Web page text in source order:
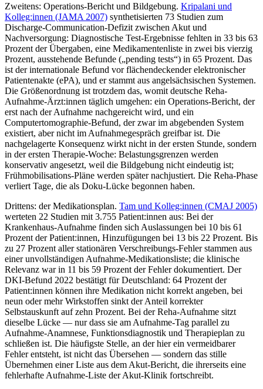
Zweitens: Operations-Bericht und Bildgebung. Kripalani und
Kolleg:innen (JAMA 2007) synthetisierten 73 Studien zum
Discharge-Communication-Defizit zwischen Akut und
Nachversorgung: Diagnostische Test-Ergebnisse fehlten in 33 bis 63
Prozent der Übergaben, eine Medikamentenliste in zwei bis vierzig
Prozent, ausstehende Befunde („pending tests“) in 65 Prozent. Das
ist der internationale Befund vor flächendeckender elektronischer
Patientenakte (ePA), und er stammt aus angelsächsischen Systemen.
Die Größenordnung ist trotzdem das, womit deutsche Reha-
Aufnahme-Ärzt:innen täglich umgehen: ein Operations-Bericht, der
erst nach der Aufnahme nachgereicht wird, und ein
Computertomographie-Befund, der zwar im abgebenden System
existiert, aber nicht im Aufnahmegespräch greifbar ist. Die
nachgelagerte Konsequenz wirkt nicht in der ersten Stunde, sondern
in der ersten Therapie-Woche: Belastungsgrenzen werden
konservativ angesetzt, weil die Bildgebung nicht eindeutig ist;
Frühmobilisations-Pläne werden später nachjustiert. Die Reha-Phase
verliert Tage, die als Doku-Lücke begonnen haben.
Drittens: der Medikationsplan. Tam und Kolleg:innen (CMAJ 2005)
werteten 22 Studien mit 3.755 Patient:innen aus: Bei der
Krankenhaus-Aufnahme finden sich Auslassungen bei 10 bis 61
Prozent der Patient:innen, Hinzufügungen bei 13 bis 22 Prozent. Bis
zu 27 Prozent aller stationären Verschreibungs-Fehler stammen aus
einer unvollständigen Aufnahme-Medikationsliste; die klinische
Relevanz war in 11 bis 59 Prozent der Fehler dokumentiert. Der
DKI-Befund 2022 bestätigt für Deutschland: 64 Prozent der
Patient:innen können ihre Medikation nicht korrekt angeben, bei
neun oder mehr Wirkstoffen sinkt der Anteil korrekter
Selbstauskunft auf zehn Prozent. Bei der Reha-Aufnahme sitzt
dieselbe Lücke — nur dass sie am Aufnahme-Tag parallel zu
Aufnahme-Anamnese, Funktionsdiagnostik und Therapieplan zu
schließen ist. Die häufigste Stelle, an der hier ein vermeidbarer
Fehler entsteht, ist nicht das Übersehen — sondern das stille
Übernehmen einer Liste aus dem Akut-Bericht, die ihrerseits eine
fehlerhafte Aufnahme-Liste der Akut-Klinik fortschreibt.